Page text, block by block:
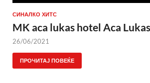
СИНАЛКО ХИТС
MK aca lukas hotel Aca
26/06/2021
ПРОЧИТАЈ ПОВЕЌЕ